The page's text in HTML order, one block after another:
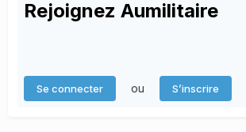
Rejoignez Aumilitaire
Se connecter ou S’inscrire